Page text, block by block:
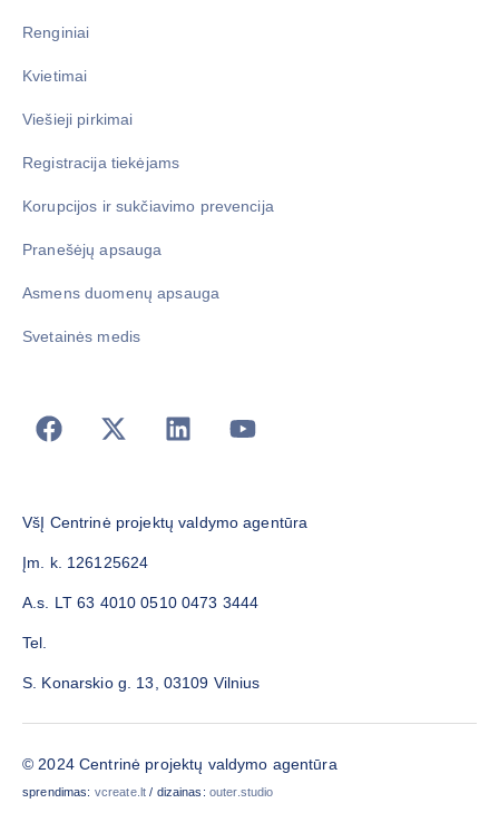
Renginiai
Kvietimai
Viešieji pirkimai
Registracija tiekėjams
Korupcijos ir sukčiavimo prevencija
Pranešėjų apsauga
Asmens duomenų apsauga
Svetainės medis
VšĮ Centrinė projektų valdymo agentūra
Įm. k. 126125624
A.s. LT 63 4010 0510 0473 3444
Tel.
S. Konarskio g. 13, 03109 Vilnius
© 2024 Centrinė projektų valdymo agentūra
sprendimas: vcreate.lt / dizainas: outer.studio